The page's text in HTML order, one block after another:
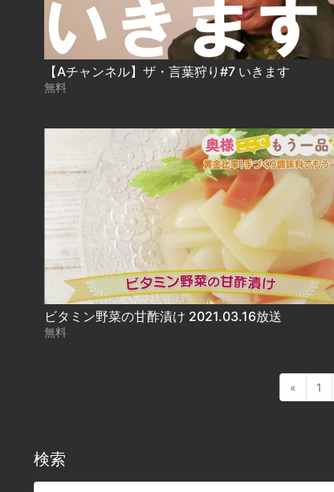
【Aチャンネル】ザ・言葉狩り#7 いきます
無料
ビタミン野菜の甘酢漬け 2021.03.16放送
無料
« 1
検索